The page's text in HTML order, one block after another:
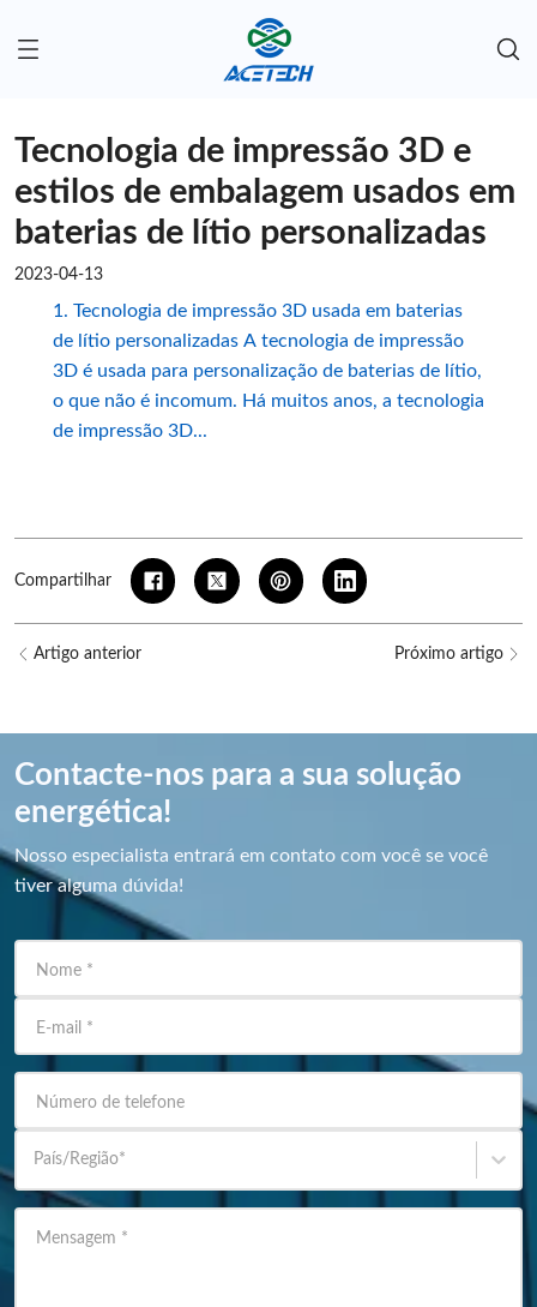
Tecnologia de impressão 3D e
estilos de embalagem usados em
baterias de lítio personalizadas
2023-04-13
1. Tecnologia de impressão 3D usada em baterias
de lítio personalizadas A tecnologia de impressão
3D é usada para personalização de baterias de lítio,
o que não é incomum. Há muitos anos, a tecnologia
de impressão 3D...
Compartilhar
Artigo anterior Próximo artigo
Contacte-nos para a sua solução
energética!
Nosso especialista entrará em contato com você se você
tiver alguma dúvida!
Nome *
E-mail *
Número de telefone
País/Região*
Mensagem *